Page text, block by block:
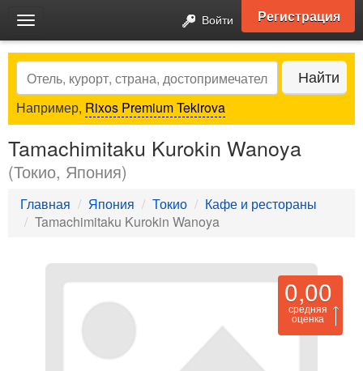
Toggle
navigation
Войти Регистрация
Search Найти
Например, Rixos Premium Tekirova
Tamachimitaku Kurokin Wanoya
(Токио, Япония)
Главная Япония Токио
Кафе и рестораны
Tamachimitaku Kurokin Wanoya
0,00
средняя
оценка